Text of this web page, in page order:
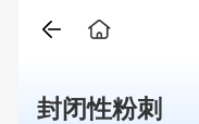
封闭性粉刺